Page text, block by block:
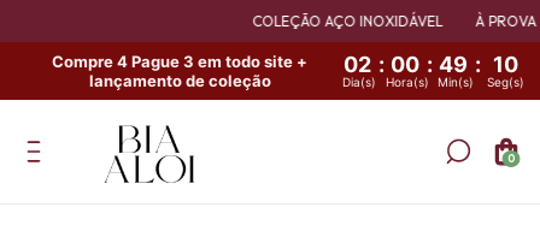
Compre 4 Pague 3 em todo site +
lançamento de coleção
02 : 00 : 49 : 10
Dia(s) Hora(s) Min(s) Seg(s)
COLEÇÃO AÇO INOXIDÁVEL À PROVA
0